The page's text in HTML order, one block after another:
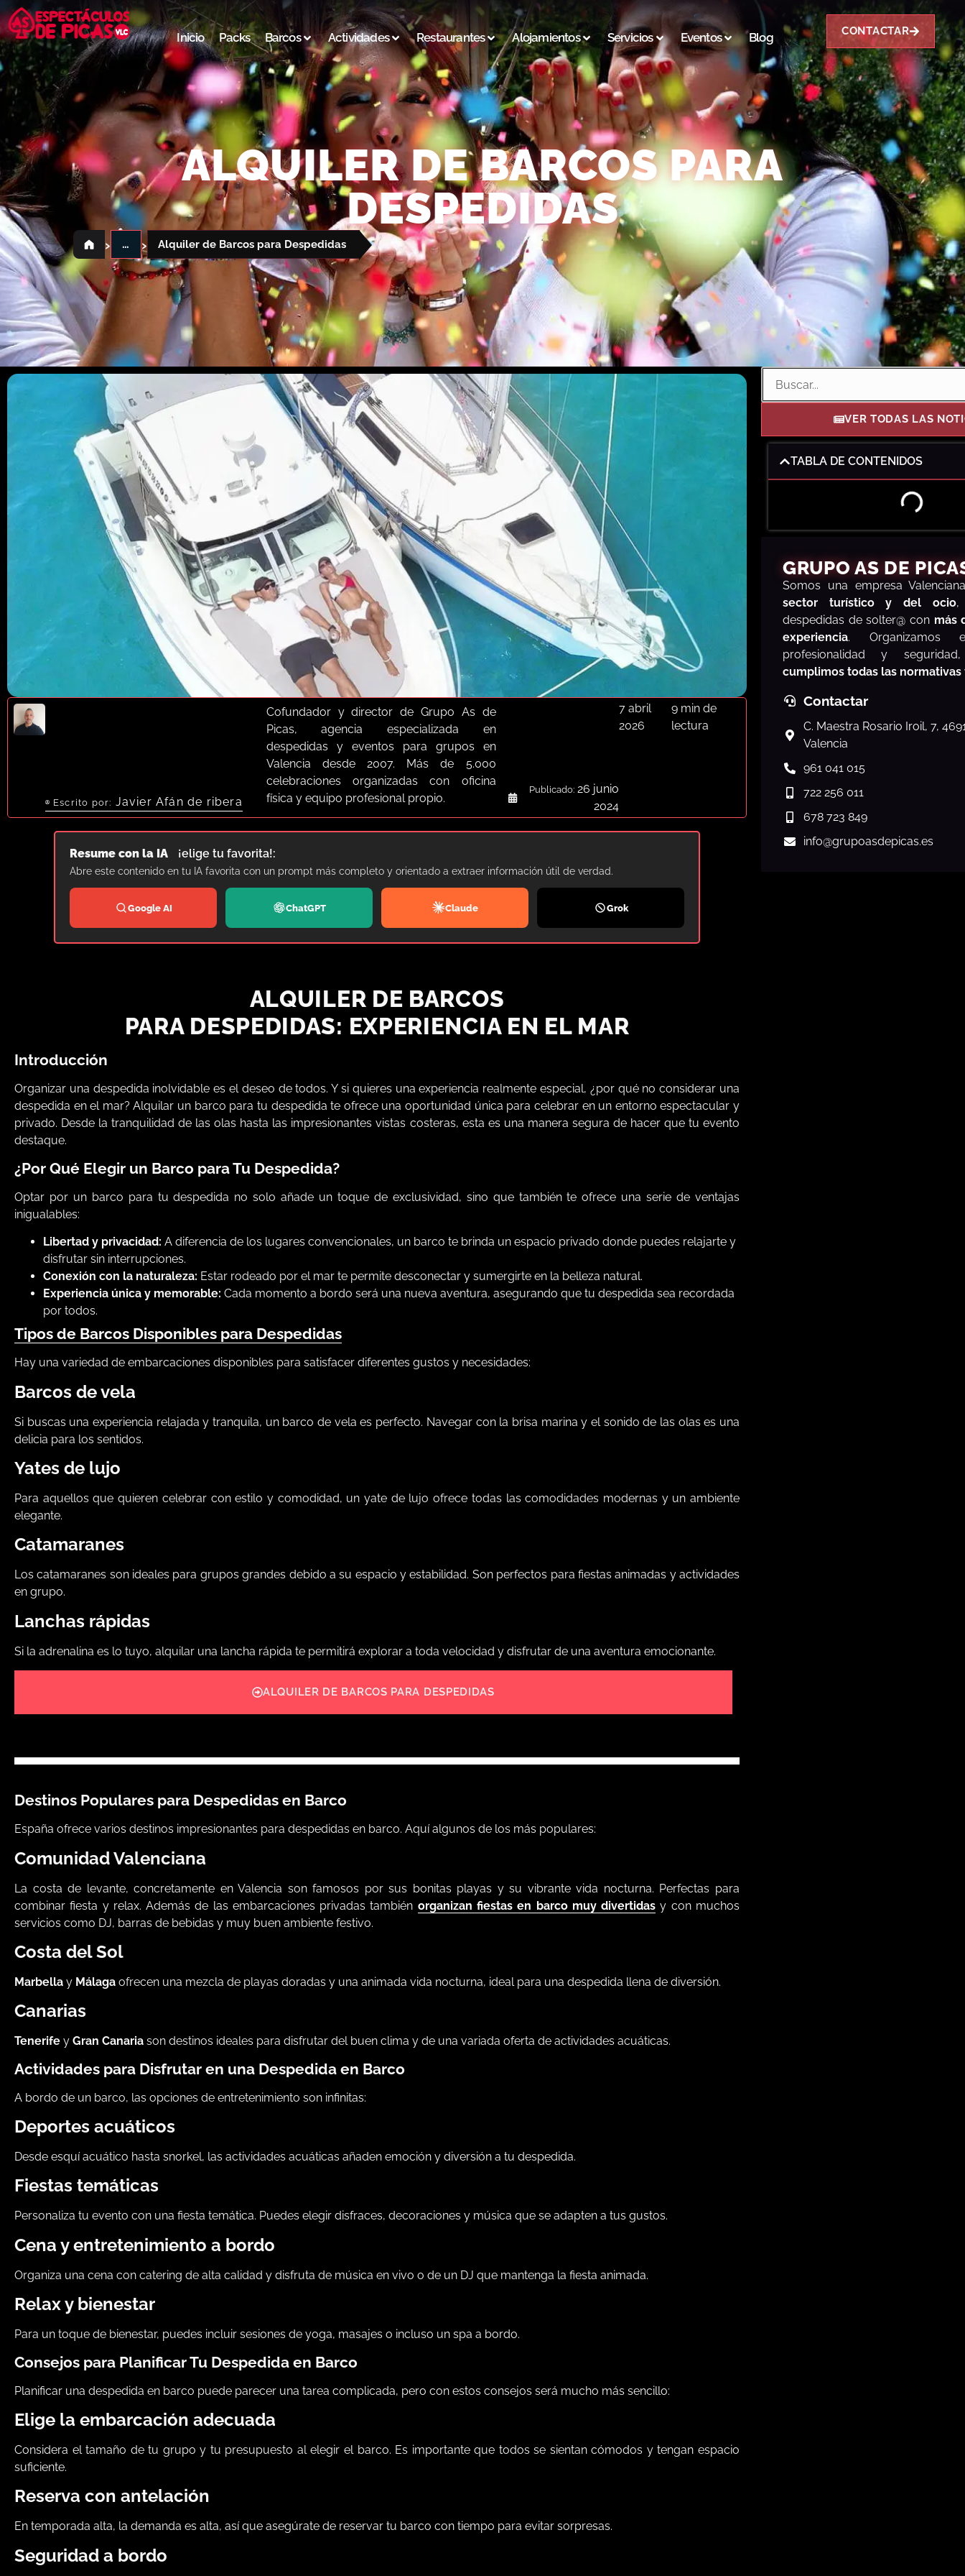
Inicio Packs Barcos Actividades Restaurantes Alojamientos Servicios Eventos Blog CONTACTAR
ALQUILER DE BARCOS PARA
DESPEDIDAS
› … › Alquiler de Barcos para Despedidas
Escrito por: Javier Afán de ribera
Cofundador y director de Grupo As de
Picas, agencia especializada en
despedidas y eventos para grupos en
Valencia desde 2007. Más de 5.000
celebraciones organizadas con oficina
física y equipo profesional propio.
Publicado: 26 junio
2024
7 abril
2026
9 min de
lectura
Resume con la IA ¡elige tu favorita!:
Abre este contenido en tu IA favorita con un prompt más completo y orientado a extraer información útil de verdad.
Google AI ChatGPT Claude Grok
ALQUILER DE BARCOS
PARA DESPEDIDAS: EXPERIENCIA EN EL MAR
Introducción
Organizar una despedida inolvidable es el deseo de todos. Y si quieres una experiencia realmente especial, ¿por qué no considerar una
despedida en el mar? Alquilar un barco para tu despedida te ofrece una oportunidad única para celebrar en un entorno espectacular y
privado. Desde la tranquilidad de las olas hasta las impresionantes vistas costeras, esta es una manera segura de hacer que tu evento
destaque.
¿Por Qué Elegir un Barco para Tu Despedida?
Optar por un barco para tu despedida no solo añade un toque de exclusividad, sino que también te ofrece una serie de ventajas
inigualables:
Libertad y privacidad: A diferencia de los lugares convencionales, un barco te brinda un espacio privado donde puedes relajarte y
disfrutar sin interrupciones.
Conexión con la naturaleza: Estar rodeado por el mar te permite desconectar y sumergirte en la belleza natural.
Experiencia única y memorable: Cada momento a bordo será una nueva aventura, asegurando que tu despedida sea recordada
por todos.
Tipos de Barcos Disponibles para Despedidas
Hay una variedad de embarcaciones disponibles para satisfacer diferentes gustos y necesidades:
Barcos de vela
Si buscas una experiencia relajada y tranquila, un barco de vela es perfecto. Navegar con la brisa marina y el sonido de las olas es una
delicia para los sentidos.
Yates de lujo
Para aquellos que quieren celebrar con estilo y comodidad, un yate de lujo ofrece todas las comodidades modernas y un ambiente
elegante.
Catamaranes
Los catamaranes son ideales para grupos grandes debido a su espacio y estabilidad. Son perfectos para fiestas animadas y actividades
en grupo.
Lanchas rápidas
Si la adrenalina es lo tuyo, alquilar una lancha rápida te permitirá explorar a toda velocidad y disfrutar de una aventura emocionante.
ALQUILER DE BARCOS PARA DESPEDIDAS
Destinos Populares para Despedidas en Barco
España ofrece varios destinos impresionantes para despedidas en barco. Aquí algunos de los más populares:
Comunidad Valenciana
La costa de levante, concretamente en Valencia son famosos por sus bonitas playas y su vibrante vida nocturna. Perfectas para
combinar fiesta y relax. Además de las embarcaciones privadas también organizan fiestas en barco muy divertidas y con muchos
servicios como DJ, barras de bebidas y muy buen ambiente festivo.
Costa del Sol
Marbella y Málaga ofrecen una mezcla de playas doradas y una animada vida nocturna, ideal para una despedida llena de diversión.
Canarias
Tenerife y Gran Canaria son destinos ideales para disfrutar del buen clima y de una variada oferta de actividades acuáticas.
Actividades para Disfrutar en una Despedida en Barco
A bordo de un barco, las opciones de entretenimiento son infinitas:
Deportes acuáticos
Desde esquí acuático hasta snorkel, las actividades acuáticas añaden emoción y diversión a tu despedida.
Fiestas temáticas
Personaliza tu evento con una fiesta temática. Puedes elegir disfraces, decoraciones y música que se adapten a tus gustos.
Cena y entretenimiento a bordo
Organiza una cena con catering de alta calidad y disfruta de música en vivo o de un DJ que mantenga la fiesta animada.
Relax y bienestar
Para un toque de bienestar, puedes incluir sesiones de yoga, masajes o incluso un spa a bordo.
Consejos para Planificar Tu Despedida en Barco
Planificar una despedida en barco puede parecer una tarea complicada, pero con estos consejos será mucho más sencillo:
Elige la embarcación adecuada
Considera el tamaño de tu grupo y tu presupuesto al elegir el barco. Es importante que todos se sientan cómodos y tengan espacio
suficiente.
Reserva con antelación
En temporada alta, la demanda es alta, así que asegúrate de reservar tu barco con tiempo para evitar sorpresas.
Seguridad a bordo
VER TODAS LAS
TABLA DE CONTENIDOS
GRUPO AS DE
Somos una empresa
sector turístico y del ocio,
despedidas de solter@ con más
experiencia. Organizamos
profesionalidad y
cumplimos todas las
Contactar
C. Maestra Rosario Iroil, 7,
Valencia
961 041 015
722 256 011
678 723 849
info@grupoasdepicas.es